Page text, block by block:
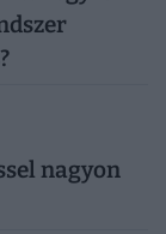
nagyon